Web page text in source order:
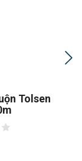
kéo 2
Asaki AK-